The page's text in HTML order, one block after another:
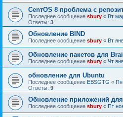
CenтOS 8 проблема с
Последнее сообщение sbury « Вт
Ответы: 3
Обновление BIND
Последнее сообщение sbury « Вт
Oбновление пакетов для
Последнее сообщение sbury « Чт
обновление для Ubuntu
Последнее сообщение EBSGTG « Пн
Ответы: 9
Обновление приложений
Последнее сообщение sbury « Пт